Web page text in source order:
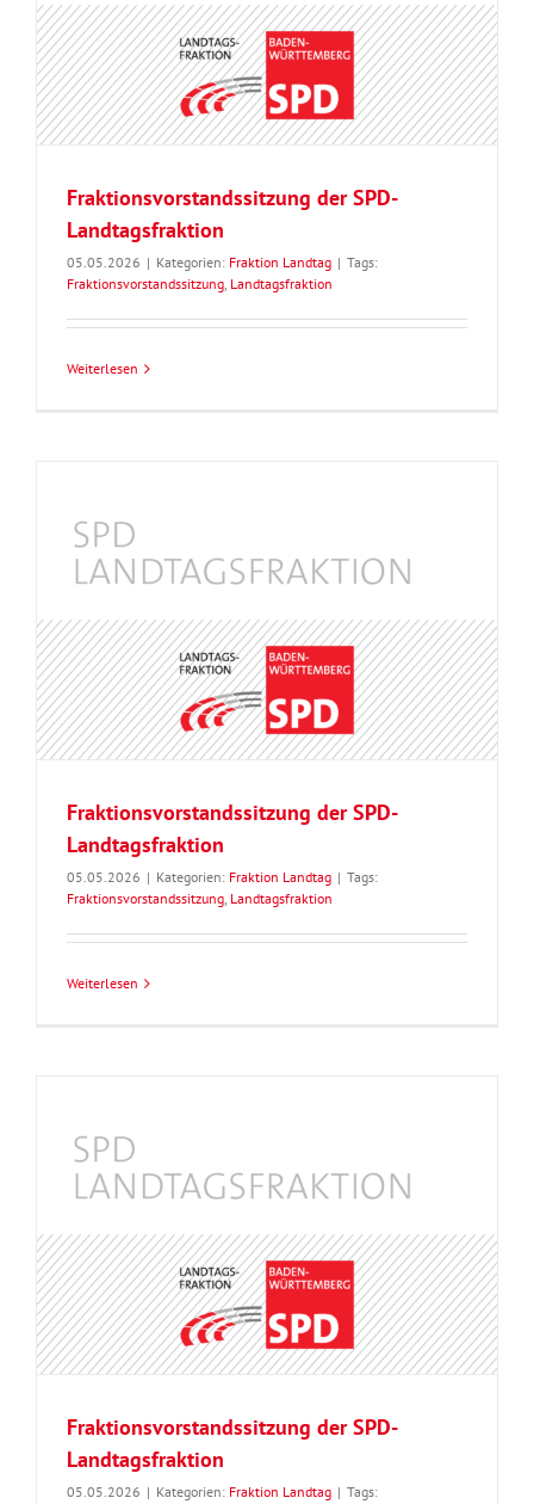
Fraktionsvorstandssitzung der SPD-
Landtagsfraktion
05.05.2026 | Kategorien: Fraktion Landtag | Tags:
Fraktionsvorstandssitzung, Landtagsfraktion
Weiterlesen
Fraktionsvorstandssitzung der SPD-
Landtagsfraktion
05.05.2026 | Kategorien: Fraktion Landtag | Tags:
Fraktionsvorstandssitzung, Landtagsfraktion
Weiterlesen
Fraktionsvorstandssitzung der SPD-
Landtagsfraktion
05.05.2026 | Kategorien: Fraktion Landtag | Tags: